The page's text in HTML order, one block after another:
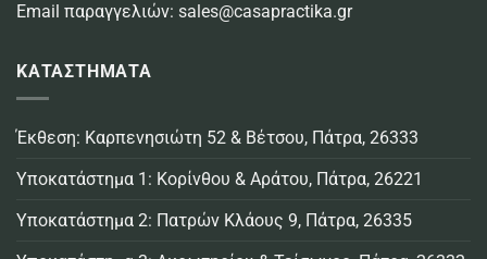
Email παραγγελιών: sales@casapractika.gr
ΚΑΤΑΣΤΗΜΑΤΑ
Έκθεση: Καρπενησιώτη 52 & Βέτσου, Πάτρα, 26333
Υποκατάστημα 1: Κορίνθου & Αράτου, Πάτρα, 26221
Υποκατάστημα 2: Πατρών Κλάους 9, Πάτρα, 26335